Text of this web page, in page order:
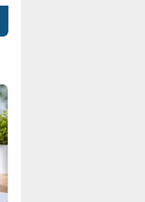
120 dan Warga